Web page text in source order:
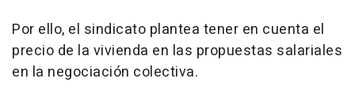
Por ello, el sindicato plantea tener en cuenta el
precio de la vivienda en las propuestas salariales
en la negociación colectiva.